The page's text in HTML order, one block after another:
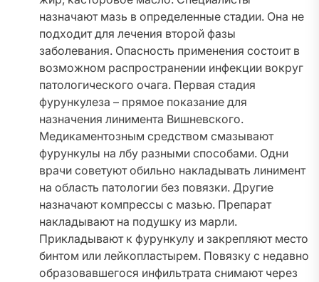
назначают мазь в определенные стадии. Она не
подходит для лечения второй фазы
заболевания. Опасность применения состоит в
возможном распространении инфекции вокруг
патологического очага. Первая стадия
фурункулеза – прямое показание для
назначения линимента Вишневского.
Медикаментозным средством смазывают
фурункулы на лбу разными способами. Одни
врачи советуют обильно накладывать линимент
на область патологии без повязки. Другие
назначают компрессы с мазью. Препарат
накладывают на подушку из марли.
Прикладывают к фурункулу и закрепляют место
бинтом или лейкопластырем. Повязку с недавно
образовавшегося инфильтрата снимают через